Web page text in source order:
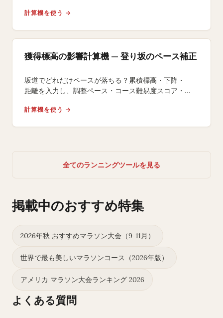
水分補給プランを即座に算出できます。
計算機を使う →
獲得標高の影響計算機 — 登り坂のペース補正
坂道でどれだけペースが落ちる？累積標高・下降・
距離を入力し、調整ペース・コース難易度スコア・
計算機を使う →
全てのランニングツールを見る
掲載中のおすすめ特集
2026年秋 おすすめマラソン大会（9-11月）
世界で最も美しいマラソンコース（2026年版）
アメリカ マラソン大会ランキング 2026
よくある質問